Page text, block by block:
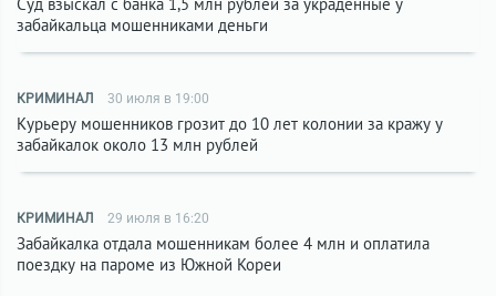
забайкальца мошенниками деньги
КРИМИНАЛ 30 июля в 19:00
Курьеру мошенников грозит до 10 лет колонии за кражу у
забайкалок около 13 млн рублей
КРИМИНАЛ 29 июля в 16:20
Забайкалка отдала мошенникам более 4 млн и оплатила
поездку на пароме из Южной Кореи